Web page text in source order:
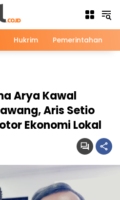
Hukrim Pemerintahan
Arya Kawal
Aris Setio
Ekonomi Lokal